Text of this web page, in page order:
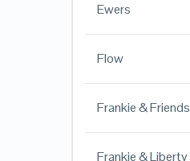
Ewers
Flow
Frankie & Friends
Frankie & Liberty